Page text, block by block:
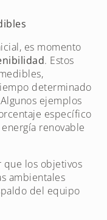
es momento
. Estos
determinado
ejemplos
específico
renovable
que los objetivos
ambientales
del equipo